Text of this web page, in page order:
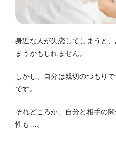
身近な人が失恋してしまうと
まうかもしれません。
しかし、自分は親切のつもり
です。
それどころか、自分と相手の
性も…。